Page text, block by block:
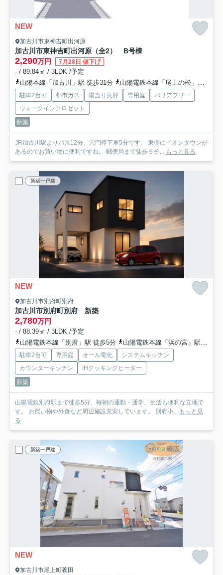
NEW
加古川市東神吉町出河原
加古川市東神吉町出河原（全2） B号棟
2,290万円 7月28日 値下げ
- / 89.84㎡ / 3LDK /予定
山陽本線「加古川」駅 徒歩31分
山陽電鉄本線「尾上の松」駅 徒歩58分
駐車2台可 都市ガス 陽当り良好 専用庭
バリアフリー
ウォークインクロゼット
新築
JR加古川駅よりバス12分、穴門停下車5分です。 東側にイオンタウンが
あるのでお買い物に便利ですね。 郵便局まで徒歩５分... もっと見る
新築一戸建
NEW
加古川市別府町別府
加古川市別府町別府 新築
2,780万円
- / 88.39㎡ / 3LDK /予定
山陽電鉄本線「別府」駅 徒歩5分
山陽電鉄本線「浜の宮」駅 徒歩27分
駐車2台可 専用庭 オール電化
システムキッチン
カウンターキッチン
IHクッキングヒーター
新築
山陽電鉄別府駅まで徒歩5分、毎朝の通勤・通学、生活も便利な立地で
す。 お買い物や外食など周辺施設充実しています。 別府小... もっと見
る
新築一戸建
NEW
加古川市尾上町養田